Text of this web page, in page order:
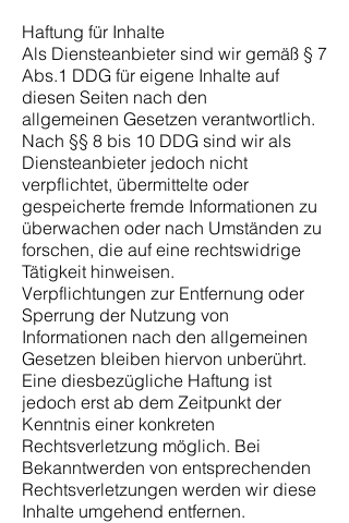
Haftung für Inhalte
Als Diensteanbieter sind wir gemäß § 7
Abs.1 DDG für eigene Inhalte auf
diesen Seiten nach den
allgemeinen Gesetzen verantwortlich.
Nach §§ 8 bis 10 DDG sind wir als
Diensteanbieter jedoch nicht
verpflichtet, übermittelte oder
gespeicherte fremde Informationen zu
überwachen oder nach Umständen zu
forschen, die auf eine rechtswidrige
Tätigkeit hinweisen.
Verpflichtungen zur Entfernung oder
Sperrung der Nutzung von
Informationen nach den allgemeinen
Gesetzen bleiben hiervon unberührt.
Eine diesbezügliche Haftung ist
jedoch erst ab dem Zeitpunkt der
Kenntnis einer konkreten
Rechtsverletzung möglich. Bei
Bekanntwerden von entsprechenden
Rechtsverletzungen werden wir diese
Inhalte umgehend entfernen.